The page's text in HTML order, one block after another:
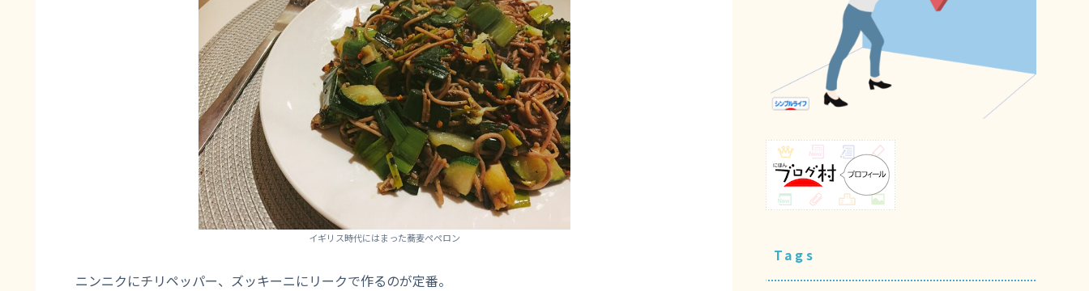
イギリス時代にはまった蕎麦ペペロン
ニンニクにチリペッパー、ズッキーニにリークで作るのが定番。
Tags